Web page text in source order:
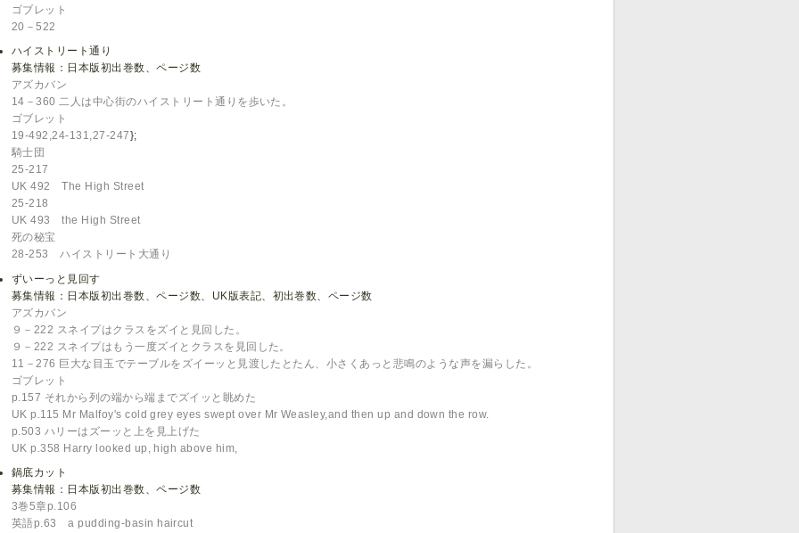
ゴブレット
20－522
ハイストリート通り
募集情報：日本版初出巻数、ページ数
アズカバン
14－360 二人は中心街のハイストリート通りを歩いた。
ゴブレット
19-492,24-131,27-247};
騎士団
25-217
UK 492 The High Street
25-218
UK 493 the High Street
死の秘宝
28-253 ハイストリート大通り
ずいーっと見回す
募集情報：日本版初出巻数、ページ数、UK版表記、初出巻数、ページ数
アズカバン
９－222 スネイプはクラスをズイと見回した。
９－222 スネイプはもう一度ズイとクラスを見回した。
11－276 巨大な目玉でテーブルをズイーッと見渡したとたん、小さくあっと悲鳴のような声を漏らした。
ゴブレット
p.157 それから列の端から端までズイッと眺めた
UK p.115 Mr Malfoy's cold grey eyes swept over Mr Weasley,and then up and down the row.
p.503 ハリーはズーッと上を見上げた
UK p.358 Harry looked up, high above him,
鍋底カット
募集情報：日本版初出巻数、ページ数
3巻5章p.106
英語p.63 a pudding-basin haircut